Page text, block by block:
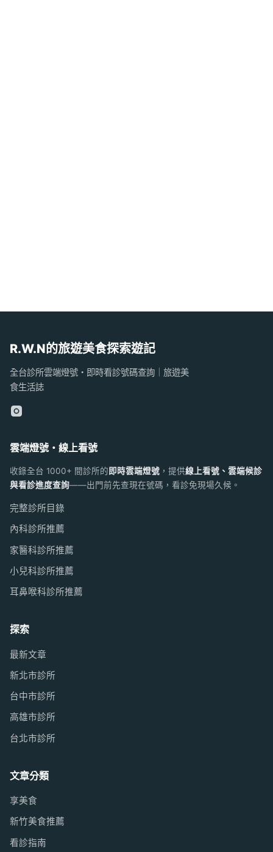
R.W.N的旅遊美食探索遊記
全台診所雲端燈號・即時看診號碼查詢｜旅遊美
食生活誌
雲端燈號・線上看號
收錄全台 1000+ 間診所的即時雲端燈號 ，提供線上看號、雲端候診
與看診進度查詢——出門前先查現在號碼，看診免現場久候。
完整診所目錄
內科診所推薦
家醫科診所推薦
小兒科診所推薦
耳鼻喉科診所推薦
探索
最新文章
新北市診所
台中市診所
高雄市診所
台北市診所
文章分類
享美食
新竹美食推薦
看診指南